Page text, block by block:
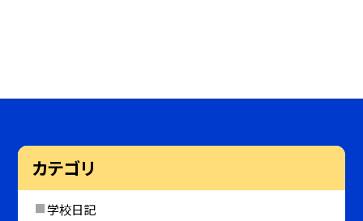
カテゴリ
学校日記